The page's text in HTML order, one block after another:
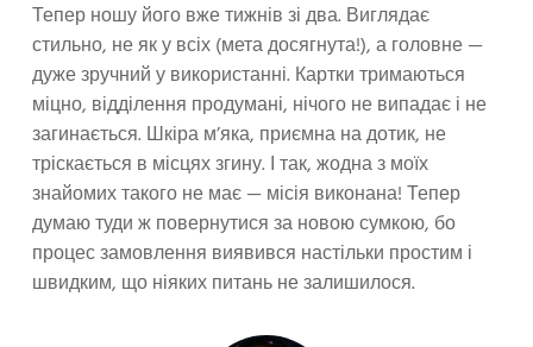
Тепер ношу його вже тижнів зі два. Виглядає
стильно, не як у всіх (мета досягнута!), а головне —
дуже зручний у використанні. Картки тримаються
міцно, відділення продумані, нічого не випадає і не
загинається. Шкіра м’яка, приємна на дотик, не
тріскається в місцях згину. І так, жодна з моїх
знайомих такого не має — місія виконана! Тепер
думаю туди ж повернутися за новою сумкою, бо
процес замовлення виявився настільки простим і
швидким, що ніяких питань не залишилося.